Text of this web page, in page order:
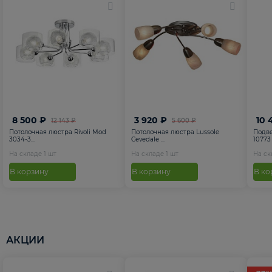
12 143 ₽
8 500 ₽
Потолочная люстра Rivoli Mod
3034-3...
На складе 1 шт
В корзину
5 600 ₽
3 920 ₽
Потолочная люстра Lussole
Cevedale ...
На складе 1 шт
В корзину
10
10773
На
В
АКЦИИ